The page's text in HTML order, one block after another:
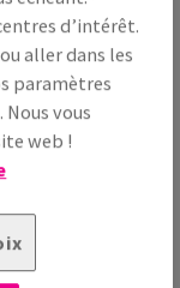
d’intérêt.
aller dans les
paramètres
vous
web !